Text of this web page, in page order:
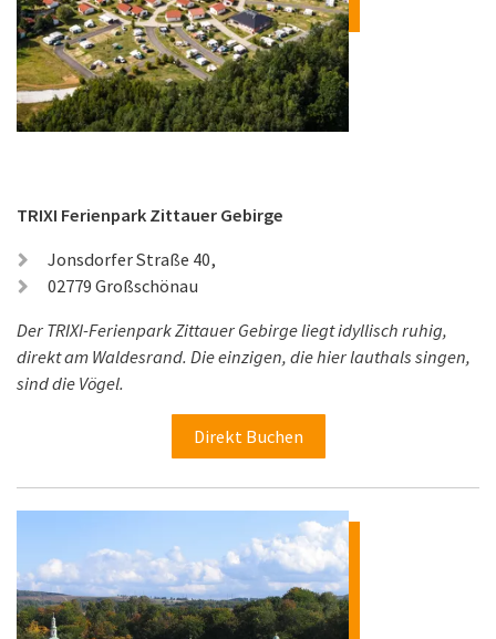
TRIXI Ferienpark Zittauer Gebirge
Jonsdorfer Straße 40,
02779 Großschönau
Der TRIXI-Ferienpark Zittauer Gebirge liegt idyllisch ruhig,
direkt am Waldesrand. Die einzigen, die hier lauthals singen,
sind die Vögel.
Direkt Buchen